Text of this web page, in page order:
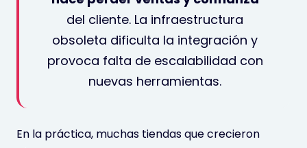
del cliente. La infraestructura
obsoleta dificulta la integración y
provoca falta de escalabilidad con
nuevas herramientas.
En la práctica, muchas tiendas que crecieron